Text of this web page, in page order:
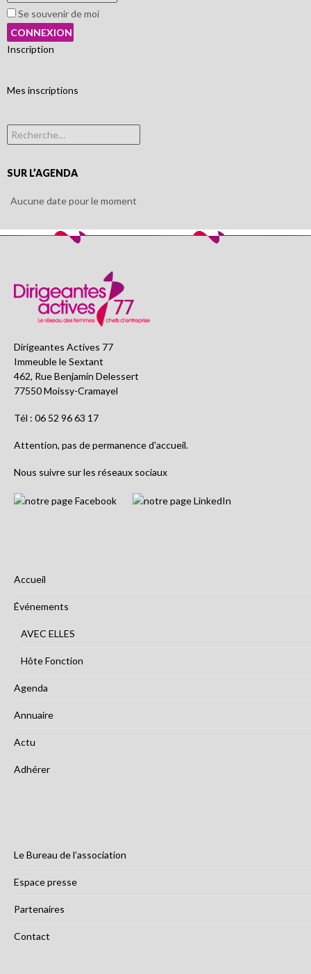
Se souvenir de moi
Inscription
Mes inscriptions
Rechercher :
SUR L’AGENDA
Aucune date pour le moment
Dirigeantes Actives 77
Immeuble le Sextant
462, Rue Benjamin Delessert
77550 Moissy-Cramayel
Tél : 06 52 96 63 17
Attention, pas de permanence d'accueil.
Nous suivre sur les réseaux sociaux
Accueil
Événements
AVEC ELLES
Hôte Fonction
Agenda
Annuaire
Actu
Adhérer
Le Bureau de l’association
Espace presse
Partenaires
Contact